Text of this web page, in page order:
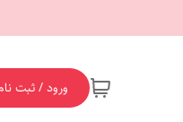
ورود / ثبت